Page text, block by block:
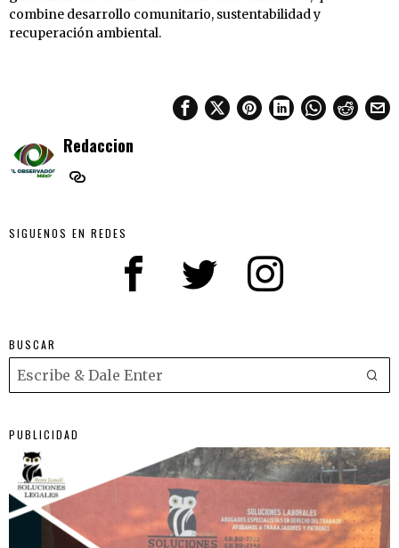
combine desarrollo comunitario, sustentabilidad y
recuperación ambiental.
Redaccion
SIGUENOS EN REDES
BUSCAR
PUBLICIDAD